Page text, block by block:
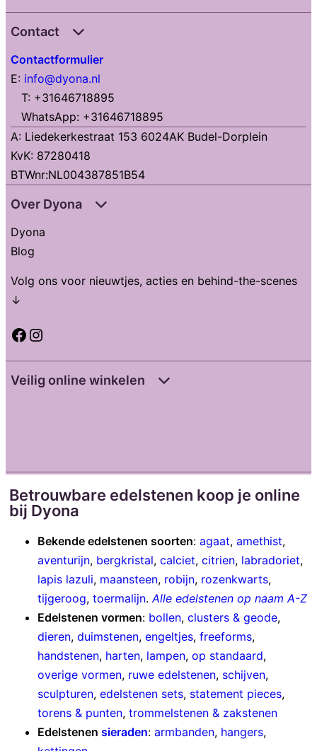
Contact
Contactformulier
E: info@dyona.nl
T: +31646718895
WhatsApp: +31646718895
A: Liedekerkestraat 153 6024AK Budel-Dorplein
KvK: 87280418
BTWnr:NL004387851B54
Over Dyona
Dyona
Blog
Volg ons voor nieuwtjes, acties en behind-the-scenes
↓
Facebook Instagram
Veilig online winkelen
Betrouwbare edelstenen koop je online
bij Dyona
Bekende edelstenen soorten: agaat, amethist,
aventurijn, bergkristal, calciet, citrien, labradoriet,
lapis lazuli, maansteen, robijn, rozenkwarts,
tijgeroog, toermalijn. Alle edelstenen op naam A-Z
Edelstenen vormen: bollen, clusters & geode,
dieren, duimstenen, engeltjes, freeforms,
handstenen, harten, lampen, op standaard,
overige vormen, ruwe edelstenen, schijven,
sculpturen, edelstenen sets, statement pieces,
torens & punten, trommelstenen & zakstenen
Edelstenen sieraden: armbanden, hangers,